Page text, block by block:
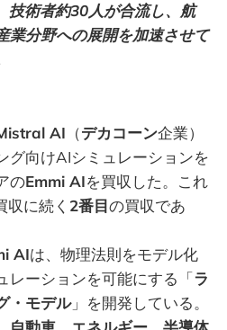
技術者約30人が合流し、航
業分野への展開を加速させて
AI （デカコーン企業）
グ向けAIシミュレーションを
のEmmi AIを買収した。これ
収に続く 2番目の買収であ
AIは、物理法則をモデル化
レーションを可能にする「ラ
・モデル」を開発している。